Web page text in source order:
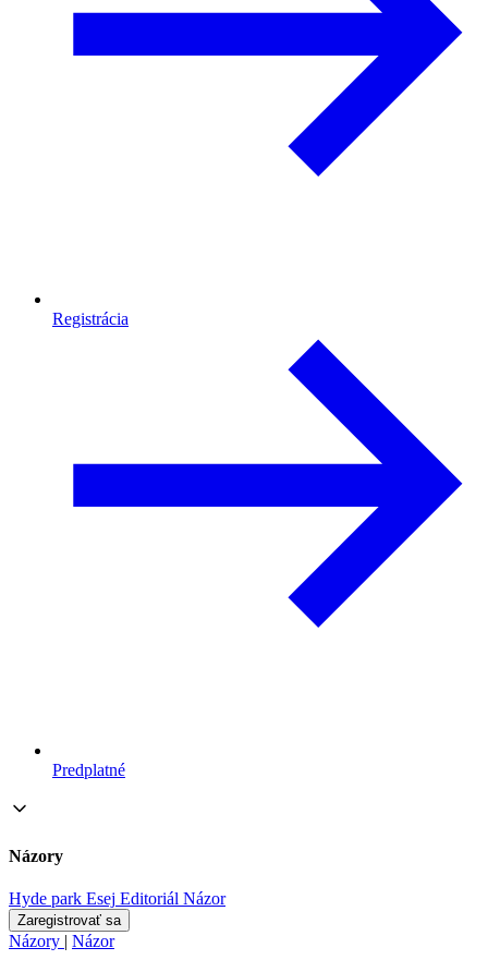
Registrácia
Predplatné
Názory
Hyde park Esej Editoriál Názor
Zaregistrovať sa
Názory | Názor